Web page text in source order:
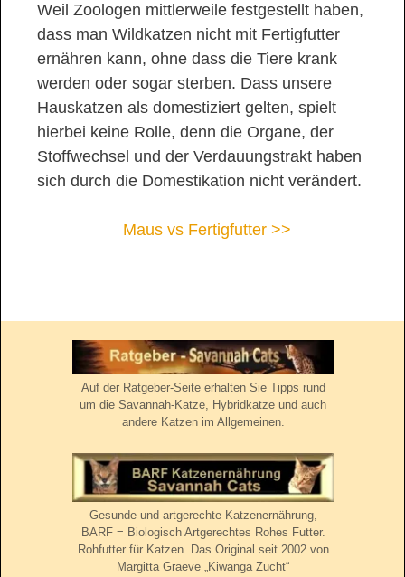
Weil Zoologen mittlerweile festgestellt haben,
dass man Wildkatzen nicht mit Fertigfutter
ernähren kann, ohne dass die Tiere krank
werden oder sogar sterben. Dass unsere
Hauskatzen als domestiziert gelten, spielt
hierbei keine Rolle, denn die Organe, der
Stoffwechsel und der Verdauungstrakt haben
sich durch die Domestikation nicht verändert.
Maus vs Fertigfutter >>
Auf der Ratgeber-Seite erhalten Sie Tipps rund
um die Savannah-Katze, Hybridkatze und auch
andere Katzen im Allgemeinen.
Gesunde und artgerechte Katzenernährung,
BARF = Biologisch Artgerechtes Rohes Futter.
Rohfutter für Katzen. Das Original seit 2002 von
Margitta Graeve „Kiwanga Zucht“